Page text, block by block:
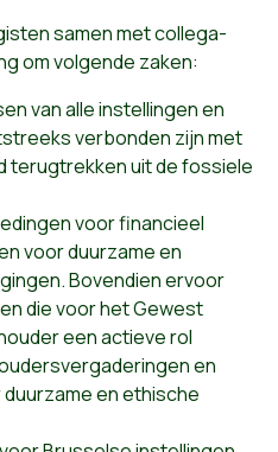
samen met collega-
om volgende zaken:
van alle instellingen en
verbonden zijn met
terugtrekken uit de fossiele
voor financieel
voor duurzame en
Bovendien ervoor
die voor het Gewest
een actieve rol
en
en ethische